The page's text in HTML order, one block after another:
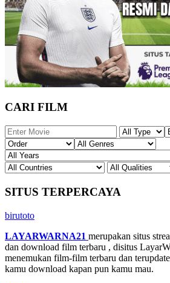
CARI FILM
SITUS TERPERCAYA
birutoto
LAYARWARNA21 merupakan situs
dan download film terbaru , disitus
menemukan film-film terbaru dan
kamu download kapan pun kamu mau.